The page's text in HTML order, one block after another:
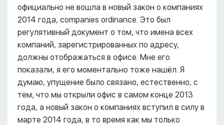
официально не вошла в новый закон о компаниях
2014 года, companies ordinance. Это был
регулятивный документ о том, что имена всех
компаний, зарегистрированных по адресу,
должны отображаться в офисе. Мне его
показали, я его моментально тоже нашёл. Я
думаю, упущение было связано, естественно, с
тем, что мы открыли офис в самом конце 2013
года, а новый закон о компаниях вступил в силу в
марте 2014 года, в то время как мы только